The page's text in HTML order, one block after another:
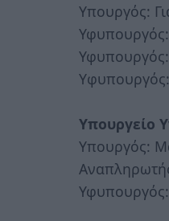
Υπουργός:
Υπουργείο
Υπουργός: